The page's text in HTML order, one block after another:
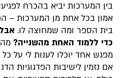
בין המערכות יביא בהכרח
אמון בכל אחת מן המערכות –
בית הספר ומה שמחוצה לו.
כדי ללמוד האחת מהשנייה?מה
מפגש אחד יוכלו לענות לי על
אם נזמין לישיבות הפדגוגיות